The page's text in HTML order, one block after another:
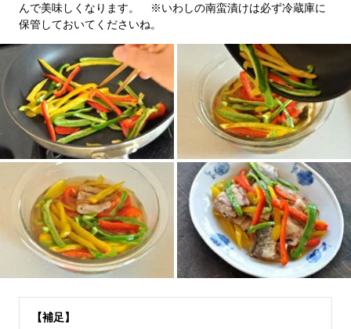
んで美味しくなります。 ※いわしの南蛮漬けは必ず冷蔵庫に
保管しておいてくださいね。
【補足】